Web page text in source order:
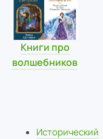
Книги про
волшебников
Исторический